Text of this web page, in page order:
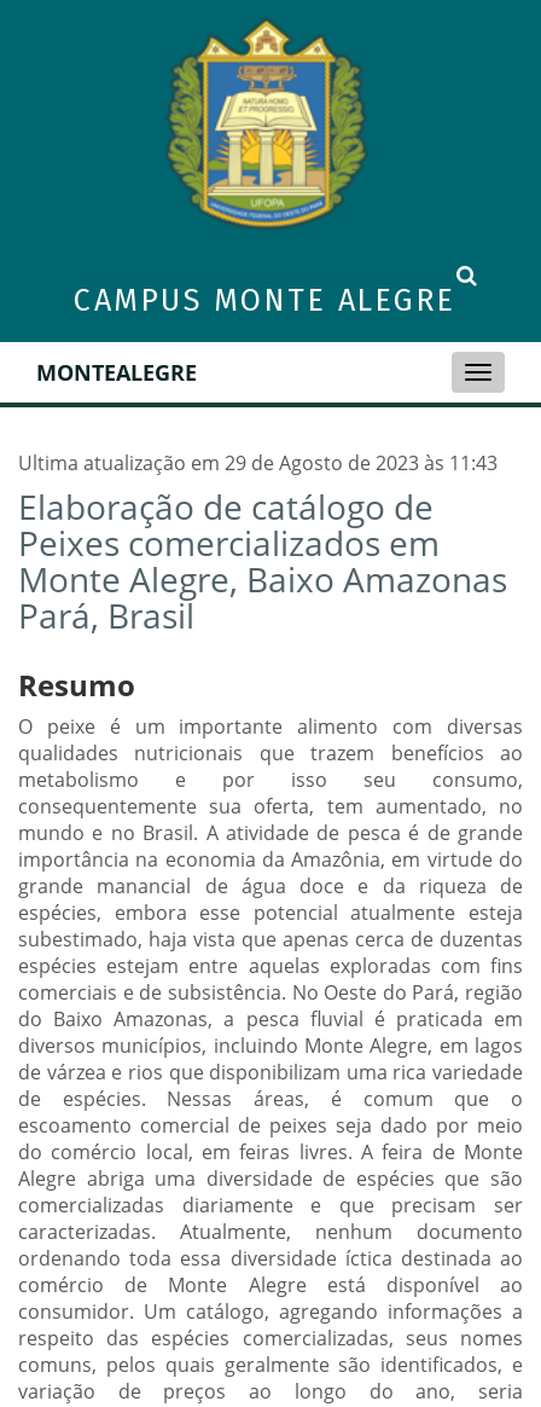
CAMPUS MONTE ALEGRE
Toggle
MONTEALEGRE
Ultima atualização em 29 de Agosto de 2023 às 11:43
Elaboração de catálogo de
Peixes comercializados em
Monte Alegre, Baixo Amazonas
Pará, Brasil
Resumo
O peixe é um importante alimento com diversas
qualidades nutricionais que trazem benefícios ao
metabolismo e por isso seu consumo,
consequentemente sua oferta, tem aumentado, no
mundo e no Brasil. A atividade de pesca é de grande
importância na economia da Amazônia, em virtude do
grande manancial de água doce e da riqueza de
espécies, embora esse potencial atualmente esteja
subestimado, haja vista que apenas cerca de duzentas
espécies estejam entre aquelas exploradas com fins
comerciais e de subsistência. No Oeste do Pará, região
do Baixo Amazonas, a pesca fluvial é praticada em
diversos municípios, incluindo Monte Alegre, em lagos
de várzea e rios que disponibilizam uma rica variedade
de espécies. Nessas áreas, é comum que o
escoamento comercial de peixes seja dado por meio
do comércio local, em feiras livres. A feira de Monte
Alegre abriga uma diversidade de espécies que são
comercializadas diariamente e que precisam ser
caracterizadas. Atualmente, nenhum documento
ordenando toda essa diversidade íctica destinada ao
comércio de Monte Alegre está disponível ao
consumidor. Um catálogo, agregando informações a
respeito das espécies comercializadas, seus nomes
comuns, pelos quais geralmente são identificados, e
variação de preços ao longo do ano, seria